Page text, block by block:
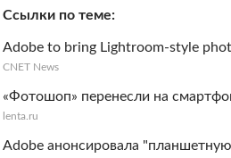
Ссылки по теме
Adobe to bring Lightroom-style
CNET News
«Фотошоп» перенесли на
lenta.ru
Adobe анонсировала